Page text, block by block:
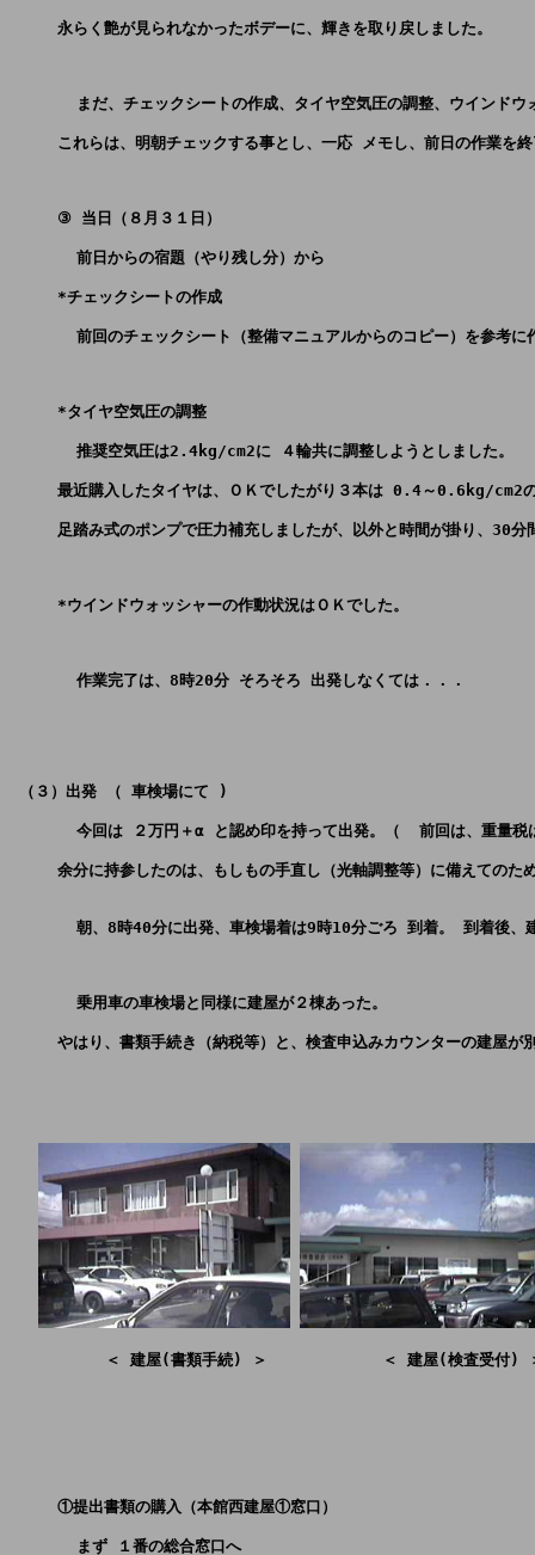
     永らく艶が見られなかったボデーに、輝きを取り戻しました。
まだ、チェックシートの作成、タイヤ空気圧の調整、ウインドウ
これらは、明朝チェックする事とし、一応 メモし、前日の作業を
     ③ 当日（８月３１日）
       前日からの宿題（やり残し分）から
     *チェックシートの作成
前回のチェックシート（整備マニュアルからのコピー）を参考
     *タイヤ空気圧の調整
       推奨空気圧は2.4kg/cm2に ４輪共に調整しようとしました。
最近購入したタイヤは、ＯＫでしたがり３本は 0.4～0.6kg/cm2
足踏み式のポンプで圧力補充しましたが、以外と時間が掛り、30分
     *ウインドウォッシャーの作動状況はＯＫでした。
       作業完了は、8時20分 そろそろ 出発しなくては．．．
（３）出発 （ 車検場にて )
今回は ２万円＋α と認め印を持って出発。（  前回は、重量
朝、8時40分に出発、車検場着は9時10分ごろ 到着。 到着後、
       乗用車の車検場と同様に建屋が２棟あった。
やはり、書類手続き（納税等）と、検査申込みカウンターの建屋が
＜ 建屋(書類手続) ＞            ＜ 建屋(検査受付)
     ①提出書類の購入（本館西建屋①窓口）
       まず １番の総合窓口へ